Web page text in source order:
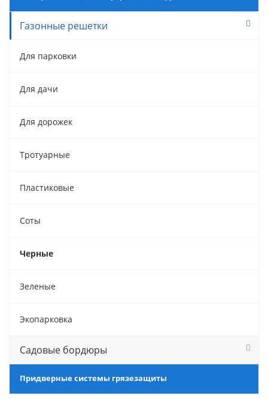
Газонные решетки
Для парковки
Для дачи
Для дорожек
Тротуарные
Пластиковые
Соты
Черные
Зеленые
Экопарковка
Садовые бордюры
Придверные системы грязезащиты